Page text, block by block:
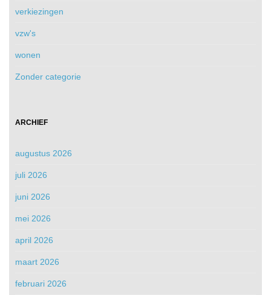
verkiezingen
vzw's
wonen
Zonder categorie
ARCHIEF
augustus 2026
juli 2026
juni 2026
mei 2026
april 2026
maart 2026
februari 2026